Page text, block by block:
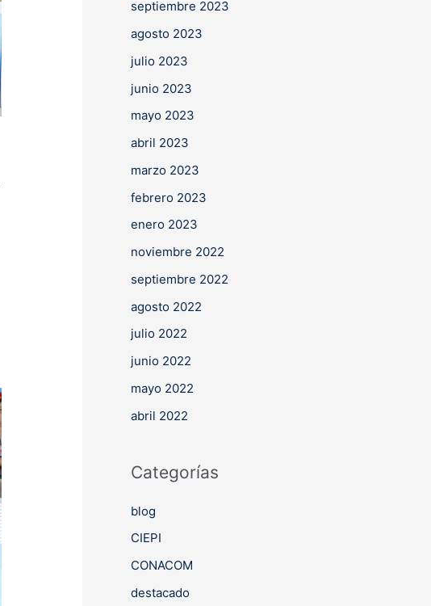
septiembre 2023
agosto 2023
julio 2023
junio 2023
mayo 2023
abril 2023
marzo 2023
febrero 2023
enero 2023
noviembre 2022
septiembre 2022
agosto 2022
julio 2022
junio 2022
mayo 2022
abril 2022
Categorías
blog
CIEPI
CONACOM
destacado